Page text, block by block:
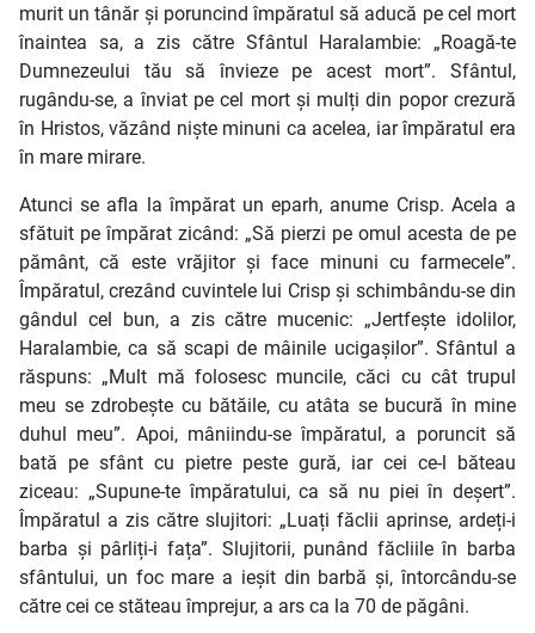
murit un tânăr și poruncind împăratul să aducă pe cel mort
înaintea sa, a zis către Sfântul Haralambie: „Roagă-te
Dumnezeului tău să învieze pe acest mort”. Sfântul,
rugându-se, a înviat pe cel mort și mulți din popor crezură
în Hristos, văzând niște minuni ca acelea, iar împăratul era
în mare mirare.
Atunci se afla la împărat un eparh, anume Crisp. Acela a
sfătuit pe împărat zicând: „Să pierzi pe omul acesta de pe
pământ, că este vrăjitor și face minuni cu farmecele”.
Împăratul, crezând cuvintele lui Crisp și schimbându-se din
gândul cel bun, a zis către mucenic: „Jertfește idolilor,
Haralambie, ca să scapi de mâinile ucigașilor”. Sfântul a
răspuns: „Mult mă folosesc muncile, căci cu cât trupul
meu se zdrobește cu bătăile, cu atâta se bucură în mine
duhul meu”. Apoi, mâniindu-se împăratul, a poruncit să
bată pe sfânt cu pietre peste gură, iar cei ce-l băteau
ziceau: „Supune-te împăratului, ca să nu piei în deșert”.
Împăratul a zis către slujitori: „Luați făclii aprinse, ardeți-i
barba și pârliți-i fața”. Slujitorii, punând făcliile în barba
sfântului, un foc mare a ieșit din barbă și, întorcându-se
către cei ce stăteau împrejur, a ars ca la 70 de păgâni.